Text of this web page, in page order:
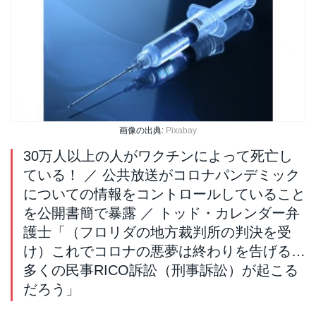
画像の出典: Pixabay
30万人以上の人がワクチンによって死亡し
ている！ ／ 公共放送がコロナパンデミック
についての情報をコントロールしていること
を公開書簡で暴露 ／ トッド・カレンダー弁
護士「（フロリダの地方裁判所の判決を受
け）これでコロナの悪夢は終わりを告げる…
多くの民事RICO訴訟（刑事訴訟）が起こる
だろう」